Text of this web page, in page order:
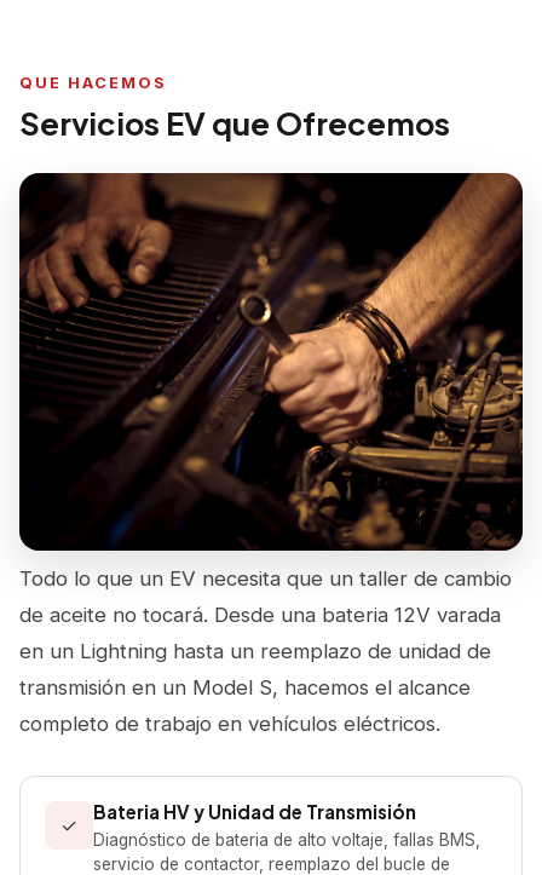
QUE HACEMOS
Servicios EV que Ofrecemos
Todo lo que un EV necesita que un taller de cambio
de aceite no tocará. Desde una bateria 12V varada
en un Lightning hasta un reemplazo de unidad de
transmisión en un Model S, hacemos el alcance
completo de trabajo en vehículos eléctricos.
✓
Bateria HV y Unidad de Transmisión
Diagnóstico de bateria de alto voltaje, fallas BMS,
servicio de contactor, reemplazo del bucle de